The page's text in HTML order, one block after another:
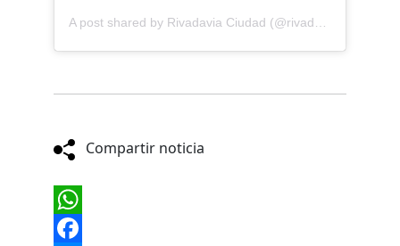
Compartir noticia
WhatsApp